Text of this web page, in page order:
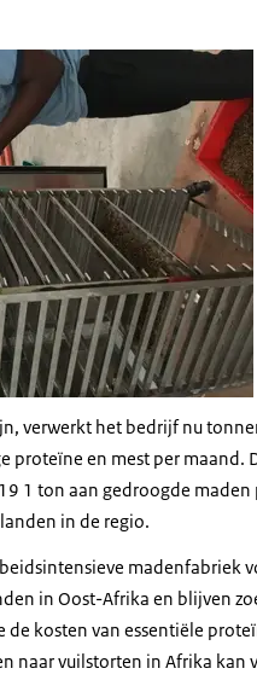
verwerkt het bedrijf nu
proteïne en mest per
1 ton aan gedroogde
in de regio.
in Oost-Afrika en blijven
kosten van essentiële
naar vuilstorten in Afrika kan